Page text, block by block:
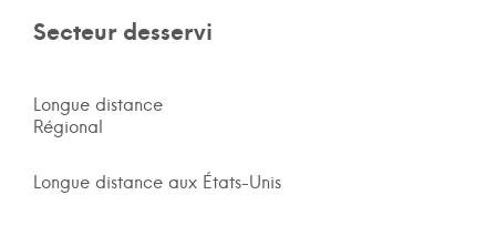
Secteur desservi
Longue distance
Régional
Longue distance aux États-Unis